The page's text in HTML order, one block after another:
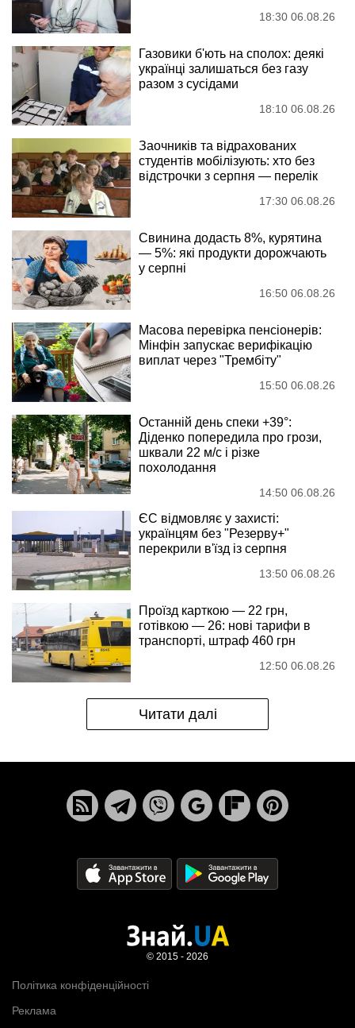
18:30 06.08.26
Газовики б'ють на сполох: деякі
українці залишаться без газу
разом з сусідами
18:10 06.08.26
Заочників та відрахованих
студентів мобілізують: хто без
відстрочки з серпня — перелік
17:30 06.08.26
Свинина додасть 8%, курятина
— 5%: які продукти дорожчають
у серпні
16:50 06.08.26
Масова перевірка пенсіонерів:
Мінфін запускає верифікацію
виплат через "Трембіту"
15:50 06.08.26
Останній день спеки +39°:
Діденко попередила про грози,
шквали 22 м/с і різке
похолодання
14:50 06.08.26
ЄС відмовляє у захисті:
українцям без "Резерву+"
перекрили в'їзд із серпня
13:50 06.08.26
Проїзд карткою — 22 грн,
готівкою — 26: нові тарифи в
транспорті, штраф 460 грн
12:50 06.08.26
Читати далі
Політика конфіденційності
Реклама
© 2015 - 2026